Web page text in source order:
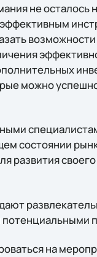
не осталось
можно
состоянии
развития
на